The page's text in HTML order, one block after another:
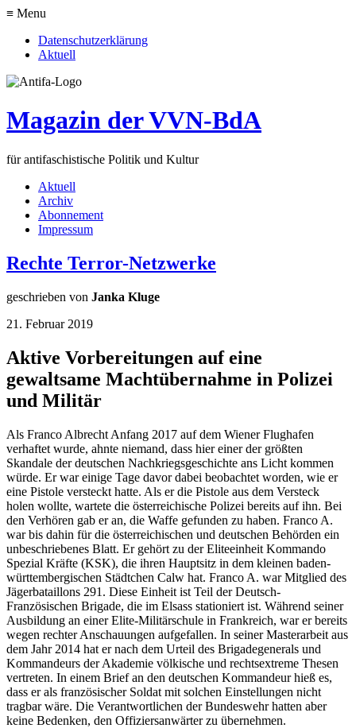
≡ Menu
Datenschutzerklärung
Aktuell
Magazin der VVN-BdA
für antifaschistische Politik und Kultur
Aktuell
Archiv
Abonnement
Impressum
Rechte Terror-Netzwerke
geschrieben von Janka Kluge
21. Februar 2019
Aktive Vorbereitungen auf eine
gewaltsame Machtübernahme in Polizei
und Militär
Als Franco Albrecht Anfang 2017 auf dem Wiener Flughafen
verhaftet wurde, ahnte niemand, dass hier einer der größten
Skandale der deutschen Nachkriegsgeschichte ans Licht kommen
würde. Er war einige Tage davor dabei beobachtet worden, wie er
eine Pistole versteckt hatte. Als er die Pistole aus dem Versteck
holen wollte, wartete die österreichische Polizei bereits auf ihn. Bei
den Verhören gab er an, die Waffe gefunden zu haben. Franco A.
war bis dahin für die österreichischen und deutschen Behörden ein
unbeschriebenes Blatt. Er gehört zu der Eliteeinheit Kommando
Spezial Kräfte (KSK), die ihren Hauptsitz in dem kleinen baden-
württembergischen Städtchen Calw hat. Franco A. war Mitglied des
Jägerbataillons 291. Diese Einheit ist Teil der Deutsch-
Französischen Brigade, die im Elsass stationiert ist. Während seiner
Ausbildung an einer Elite-Militärschule in Frankreich, war er bereits
wegen rechter Anschauungen aufgefallen. In seiner Masterarbeit aus
dem Jahr 2014 hat er nach dem Urteil des Brigadegenerals und
Kommandeurs der Akademie völkische und rechtsextreme Thesen
vertreten. In einem Brief an den deutschen Kommandeur hieß es,
dass er als französischer Soldat mit solchen Einstellungen nicht
tragbar wäre. Die Verantwortlichen der Bundeswehr hatten aber
keine Bedenken, den Offiziersanwärter zu übernehmen.